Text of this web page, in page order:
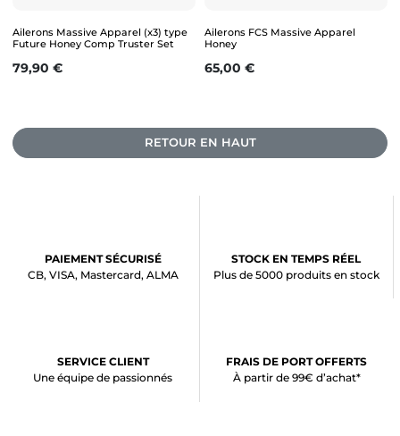
Ailerons Massive Apparel (x3) type
Future Honey Comp Truster Set
Prix
79,90 €
Ailerons FCS Massive Apparel
Honey
Prix
65,00 €
RETOUR EN HAUT
PAIEMENT SÉCURISÉ
CB, VISA, Mastercard, ALMA
STOCK EN TEMPS RÉEL
Plus de 5000 produits en stock
SERVICE CLIENT
Une équipe de passionnés
FRAIS DE PORT OFFERTS
À partir de 99€ d’achat*